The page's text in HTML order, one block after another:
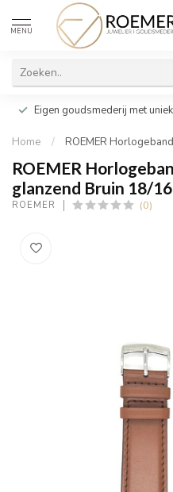
MENU
Eigen goudsmederij met
Home / ROEMER
ROEMER
glanzend Bruin 18/16
ROEMER (0)